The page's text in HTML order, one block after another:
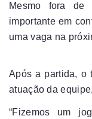
Mesmo fora de
importante em
uma vaga na
Após a partida, o
atuação da
“Fizemos um